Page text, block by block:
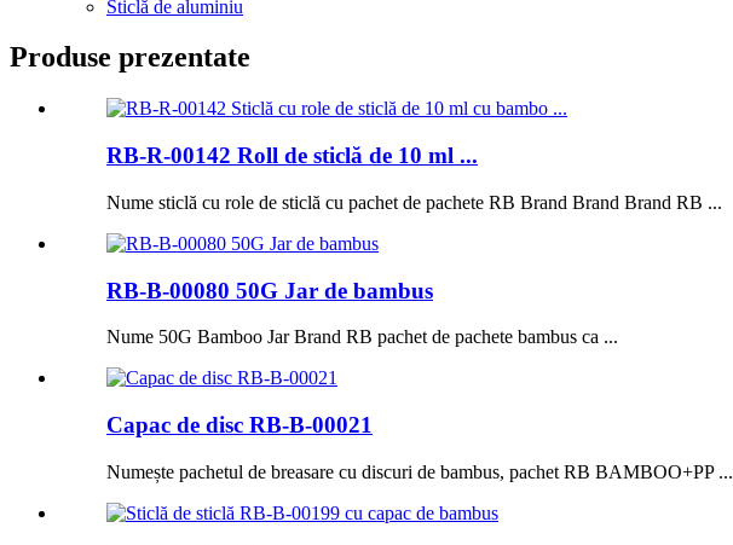
Sticlă de aluminiu
Produse prezentate
RB-R-00142 Roll de sticlă de 10 ml ...
Nume sticlă cu role de sticlă cu pachet de pachete RB Brand Brand Brand RB ...
RB-B-00080 50G Jar de bambus
Nume 50G Bamboo Jar Brand RB pachet de pachete bambus ca ...
Capac de disc RB-B-00021
Numește pachetul de breasare cu discuri de bambus, pachet RB BAMBOO+PP ...